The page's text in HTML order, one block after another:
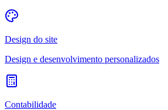
Design do site
Design e desenvolvimento personalizados
Contabilidade